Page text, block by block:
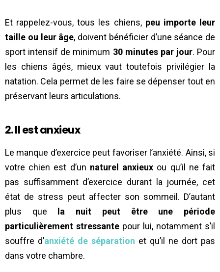
Et rappelez-vous, tous les chiens, peu importe leur
taille ou leur âge, doivent bénéficier d’une séance de
sport intensif de minimum 30 minutes par jour. Pour
les chiens âgés, mieux vaut toutefois privilégier la
natation. Cela permet de les faire se dépenser tout en
préservant leurs articulations.
2. Il est anxieux
Le manque d’exercice peut favoriser l’anxiété. Ainsi, si
votre chien est d’un naturel anxieux ou qu’il ne fait
pas suffisamment d’exercice durant la journée, cet
état de stress peut affecter son sommeil. D’autant
plus que la nuit peut être une période
particulièrement stressante pour lui, notamment s’il
souffre d’anxiété de séparation et qu’il ne dort pas
dans votre chambre.